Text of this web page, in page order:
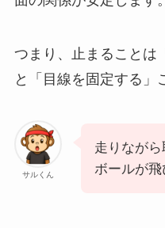
つまり、止まることは
と「目線を固定する」
サルくん
走りなが
ボールが